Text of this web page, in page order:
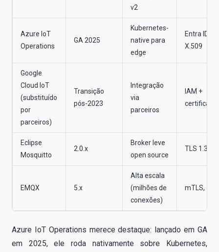
v2
Azure IoT
Operations
GA 2025
Kubernetes-
native para
edge
Entra ID +
X.509
Google
Cloud IoT
(substituído
por
parceiros)
Transição
pós-2023
Integração
via
parceiros
IAM +
Eclipse
Mosquitto
2.0.x
Broker leve
open source
TLS 1.3
EMQX 5.x
Alta escala
(milhões de
conexões)
mTLS,
Azure IoT Operations merece destaque: lançado em GA
em 2025, ele roda nativamente sobre Kubernetes,